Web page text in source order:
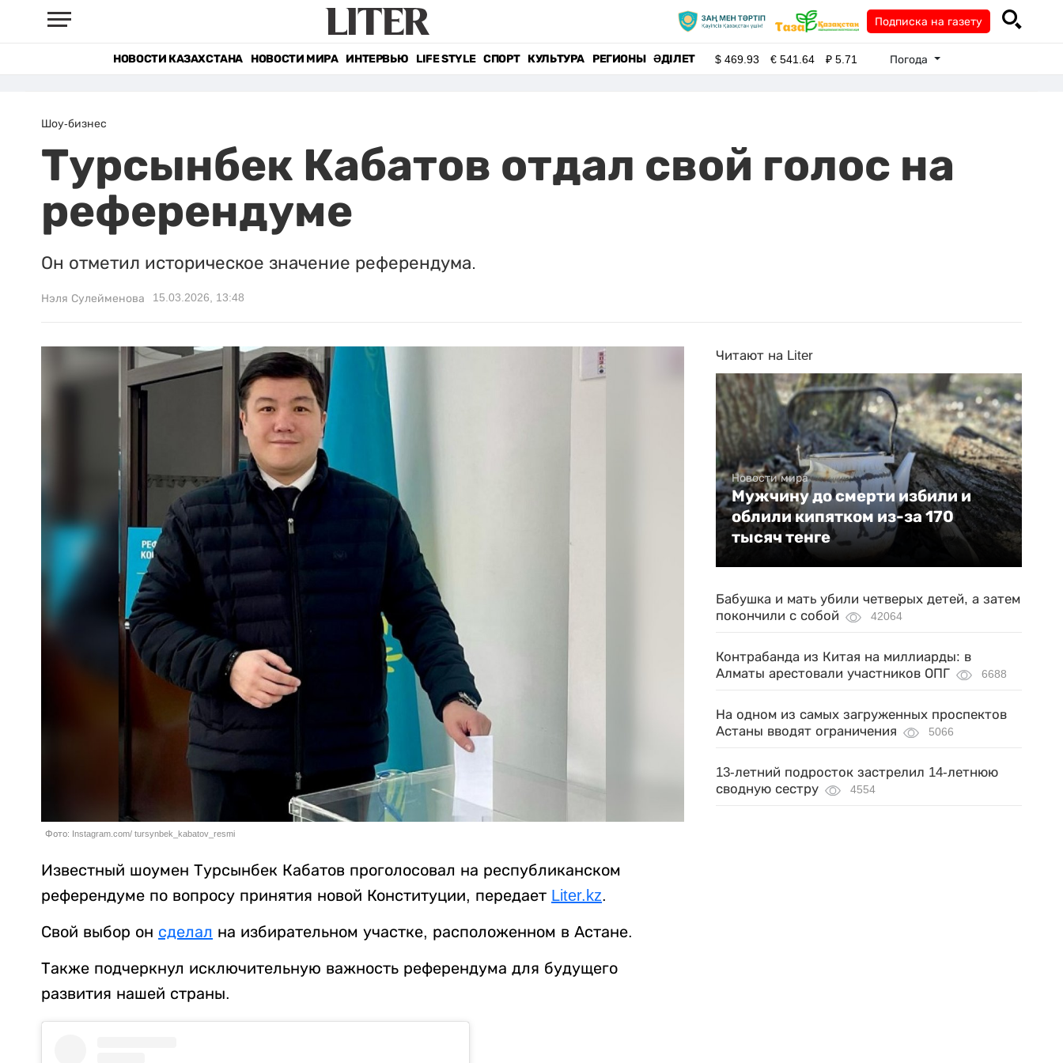
Подписка на газету
НОВОСТИ КАЗАХСТАНА НОВОСТИ МИРА ИНТЕРВЬЮ LIFE STYLE СПОРТ КУЛЬТУРА РЕГИОНЫ ӘДІЛЕТ $469.93 €541.64 ₽5.71 Погода
Шоу-бизнес
Турсынбек Кабатов отдал свой голос на
референдуме
Он отметил историческое значение референдума.
Нэля Сулейменова 15.03.2026, 13:48
Фото: Instagram.com/ tursynbek_kabatov_resmi
Известный шоумен Турсынбек Кабатов проголосовал на республиканском
референдуме по вопросу принятия новой Конституции, передает Liter.kz.
Свой выбор он сделал на избирательном участке, расположенном в Астане.
Также подчеркнул исключительную важность референдума для будущего
развития нашей страны.
Читают на Liter
Новости мира
Мужчину до смерти избили и
облили кипятком из-за 170
тысяч тенге
Бабушка и мать убили четверых детей, а затем
покончили с собой
42064
Контрабанда из Китая на миллиарды: в
Алматы арестовали участников ОПГ
6688
На одном из самых загруженных проспектов
Астаны вводят ограничения
5066
13-летний подросток застрелил 14-летнюю
сводную сестру
4554